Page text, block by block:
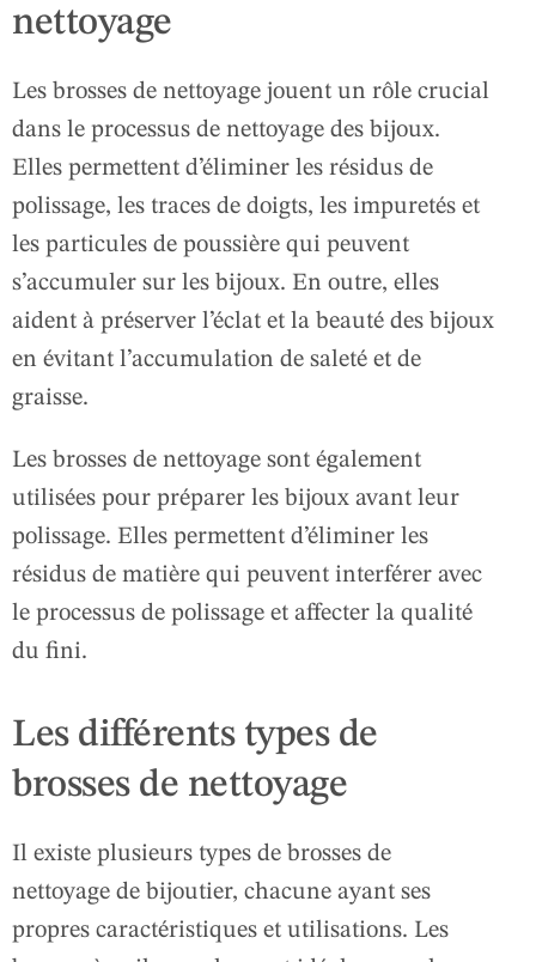
nettoyage
Les brosses de nettoyage jouent un rôle crucial
dans le processus de nettoyage des bijoux.
Elles permettent d’éliminer les résidus de
polissage, les traces de doigts, les impuretés et
les particules de poussière qui peuvent
s’accumuler sur les bijoux. En outre, elles
aident à préserver l’éclat et la beauté des bijoux
en évitant l’accumulation de saleté et de
graisse.
Les brosses de nettoyage sont également
utilisées pour préparer les bijoux avant leur
polissage. Elles permettent d’éliminer les
résidus de matière qui peuvent interférer avec
le processus de polissage et affecter la qualité
du fini.
Les différents types de
brosses de nettoyage
Il existe plusieurs types de brosses de
nettoyage de bijoutier, chacune ayant ses
propres caractéristiques et utilisations. Les